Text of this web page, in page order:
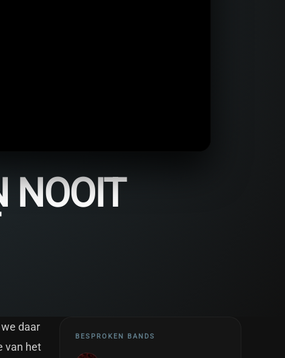
NOOIT
daar
van het
BESPROKEN BANDS